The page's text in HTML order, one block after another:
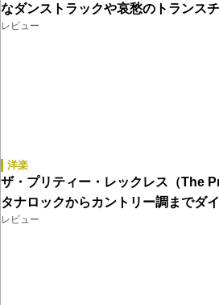
なダンストラックや哀愁のトランス
レビュー
洋楽
ザ・プリティー・レックレス（The
タナロックからカントリー調までダ
レビュー